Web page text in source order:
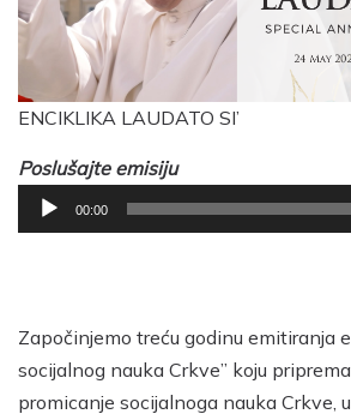
ENCIKLIKA LAUDATO SI’
Poslušajte emisiju
Reproduktor
audiozapisa
00:00
Započinjemo treću godinu emitiranja
socijalnog nauka Crkve” koju
promicanje socijalnoga nauka Crkve,